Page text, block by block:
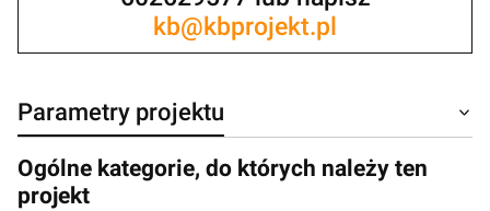
kb@kbprojekt.pl
Parametry projektu
Ogólne kategorie, do których należy ten
projekt